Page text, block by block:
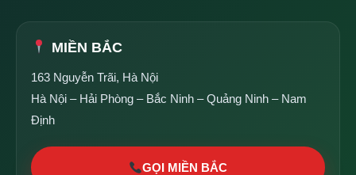
MIỀN BẮC
163 Nguyễn Trãi, Hà Nội
Hà Nội – Hải Phòng – Bắc Ninh – Quảng Ninh – Nam
Định
GỌI MIỀN BẮC